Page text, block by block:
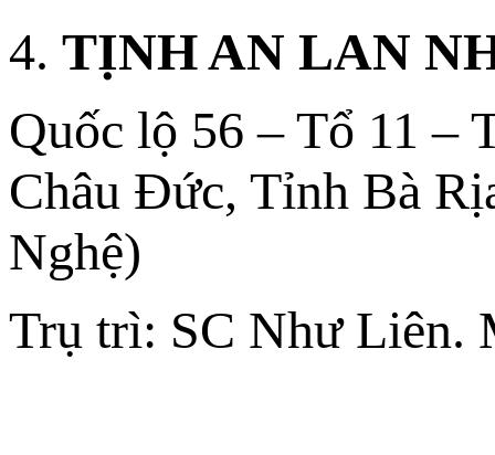
4. TỊNH AN LAN
Quốc lộ 56 – Tổ 11 –
Châu Đức, Tỉnh Bà
Nghệ)
Trụ trì: SC Như Liên.